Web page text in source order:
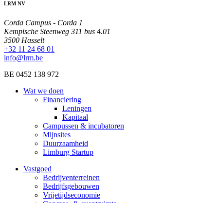
LRM NV
Corda Campus - Corda 1
Kempische Steenweg 311 bus 4.01
3500 Hasselt
+32 11 24 68 01
info@lrm.be
BE 0452 138 972
Wat we doen
Financiering
Leningen
Kapitaal
Campussen & incubatoren
Mijnsites
Duurzaamheid
Limburg Startup
Vastgoed
Bedrijventerreinen
Bedrijfsgebouwen
Vrijetijdseconomie